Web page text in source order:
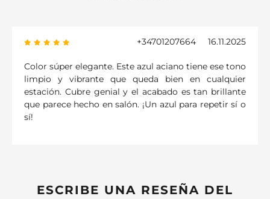
+34701207664 16.11.2025
Color súper elegante. Este azul aciano tiene ese tono
limpio y vibrante que queda bien en cualquier
estación. Cubre genial y el acabado es tan brillante
que parece hecho en salón. ¡Un azul para repetir sí o
sí!
ESCRIBE UNA RESEÑA DEL